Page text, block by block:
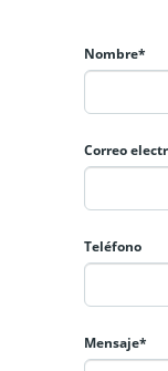
Nombre*
Correo
Teléfono
Mensaje*